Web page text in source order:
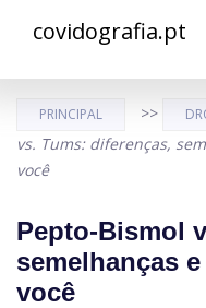
covidografia.pt
PRINCIPAL >>
vs. Tums: diferenças,
você
Pepto-Bismol
semelhanças
você